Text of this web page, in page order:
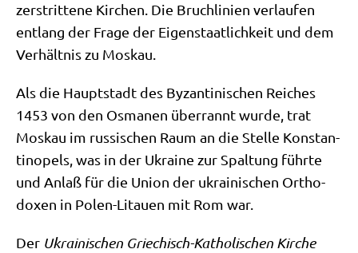
zer­strit­te­ne Kir­chen. Die Bruch­li­ni­en ver­lau­fen
ent­lang der Fra­ge der Eigen­staat­lich­keit und dem
Ver­hält­nis zu Moskau.
Als die Haupt­stadt des Byzan­ti­ni­schen Rei­ches
1453 von den Osma­nen über­rannt wur­de, trat
Mos­kau im rus­si­schen Raum an die Stel­le Kon­stan­
ti­no­pels, was in der Ukrai­ne zur Spal­tung führ­te
und Anlaß für die Uni­on der ukrai­ni­schen Ortho­
do­xen in Polen-Litau­en mit Rom war.
Der Ukrai­ni­schen Grie­chisch-Katho­li­schen Kir­che